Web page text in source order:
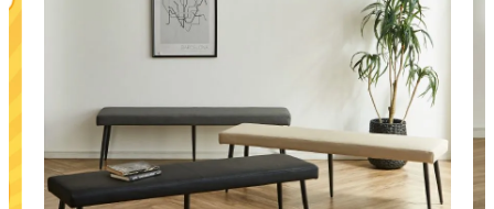
冷感ラグ 冷感寝具 ワークデスク ウィルトンラ